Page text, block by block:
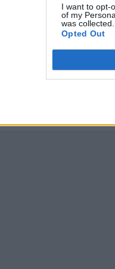
I want to opt-
of my
was collected.
Opted Out
La lectura de presión del
ocurriendo más cosas
de antemano! Espero